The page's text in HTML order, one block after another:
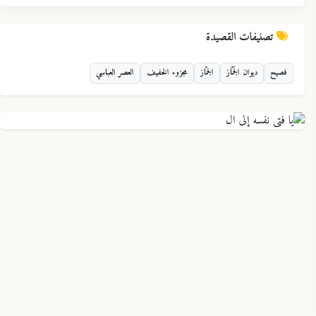
تصنيفات القصيدة
فصيح ديوان الجَمّاز الجمّاز مجزوء الخفيف العصر العباسي